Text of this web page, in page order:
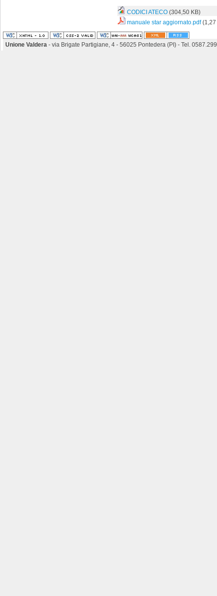
CODICI ATECO (304,50 KB)
manuale star aggiornato.pdf (1,27
Unione Valdera - via Brigate Partigiane, 4 - 56025 Pontedera (PI) - Tel.